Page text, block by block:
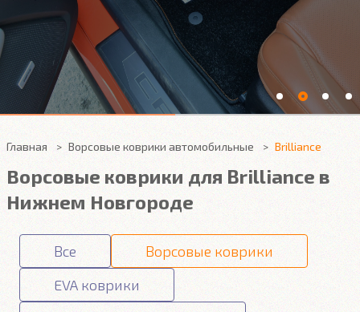
Главная Ворсовые коврики автомобильные Brilliance
Ворсовые коврики для Brilliance в
Нижнем Новгороде
Все
Ворсовые коврики
EVA коврики